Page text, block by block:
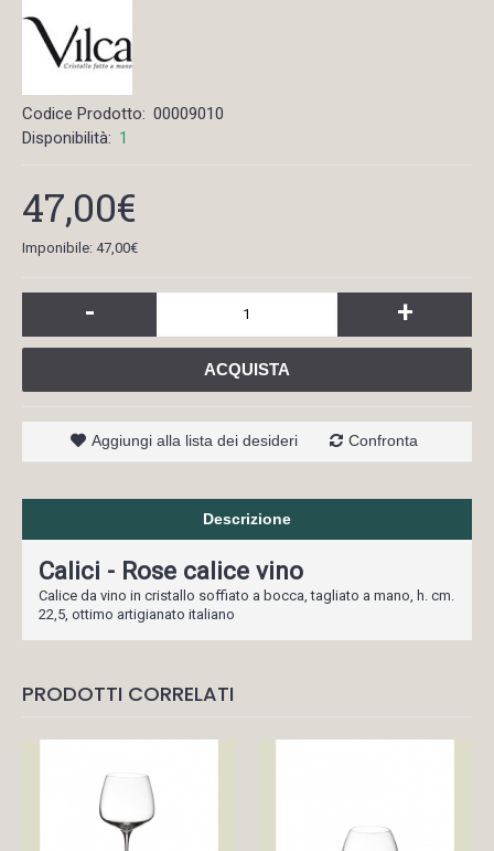
Codice Prodotto: 00009010
Disponibilità: 1
47,00€
Imponibile: 47,00€
- +
ACQUISTA
Aggiungi alla lista dei desideri Confronta
Descrizione
Calici - Rose calice vino
Calice da vino in cristallo soffiato a bocca, tagliato a mano, h. cm.
22,5, ottimo artigianato italiano
PRODOTTI CORRELATI